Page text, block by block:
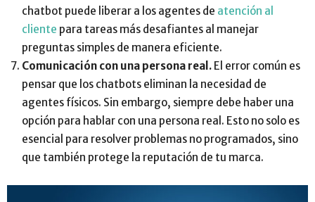
chatbot puede liberar a los agentes de atención al
cliente para tareas más desafiantes al manejar
preguntas simples de manera eficiente.
Comunicación con una persona real. El error común es
pensar que los chatbots eliminan la necesidad de
agentes físicos. Sin embargo, siempre debe haber una
opción para hablar con una persona real. Esto no solo es
esencial para resolver problemas no programados, sino
que también protege la reputación de tu marca.